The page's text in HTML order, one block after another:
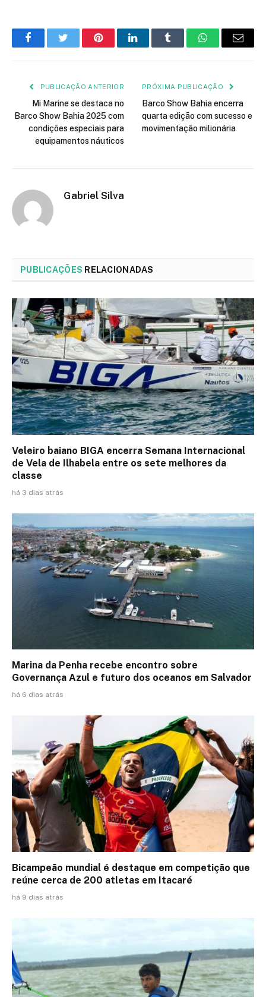
FacebookTwitter PinterestLinkedInTumblr WhatsApp
E-
PUBLICAÇÃO ANTERIOR
Mi Marine se destaca no
Barco Show Bahia 2025 com
condições especiais para
equipamentos náuticos
PRÓXIMA PUBLICAÇÃO
Barco Show Bahia encerra
quarta edição com sucesso e
movimentação milionária
Gabriel Silva
PUBLICAÇÕES RELACIONADAS
Veleiro baiano BIGA encerra Semana Internacional
de Vela de Ilhabela entre os sete melhores da
classe
há 3 dias atrás
Marina da Penha recebe encontro sobre
Governança Azul e futuro dos oceanos em Salvador
há 6 dias atrás
Bicampeão mundial é destaque em competição que
reúne cerca de 200 atletas em Itacaré
há 9 dias atrás